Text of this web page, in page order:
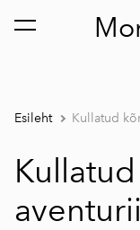
lisati ostukorvi.
Esileht Kullatud